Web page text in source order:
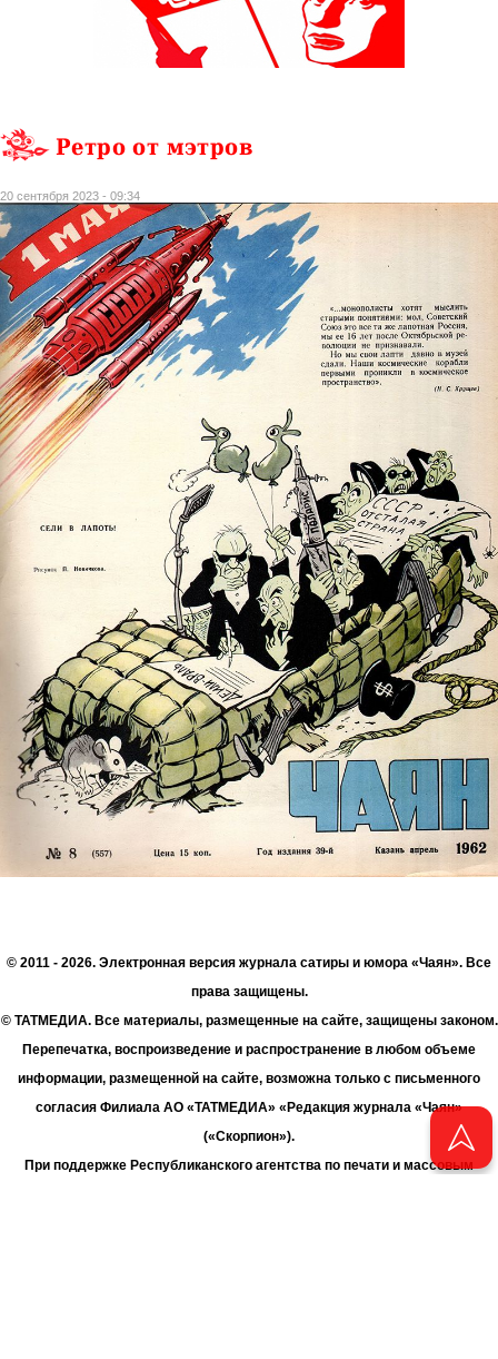
Ретро от мэтров
20 сентября 2023 - 09:34
© 2011 - 2026. Электронная версия журнала сатиры и юмора «Чаян». Все
права защищены.
© ТАТМЕДИА. Все материалы, размещенные на сайте, защищены законом.
Перепечатка, воспроизведение и распространение в любом объеме
информации, размещенной на сайте, возможна только с письменного
согласия Филиала АО «ТАТМЕДИА» «Редакция журнала «Чаян»
(«Скорпион»).
При поддержке Республиканского агентства по печати и массовым